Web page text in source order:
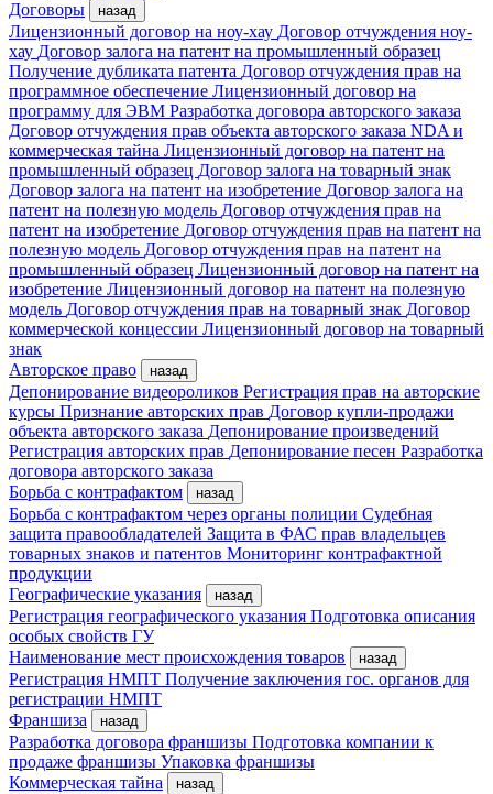
Договоры
назад
Лицензионный договор на ноу-хау Договор отчуждения ноу-
хау Договор залога на патент на промышленный образец
Получение дубликата патента Договор отчуждения прав на
программное обеспечение Лицензионный договор на
программу для ЭВМ Разработка договора авторского заказа
Договор отчуждения прав объекта авторского заказа NDA и
коммерческая тайна Лицензионный договор на патент на
промышленный образец Договор залога на товарный знак
Договор залога на патент на изобретение Договор залога на
патент на полезную модель Договор отчуждения прав на
патент на изобретение Договор отчуждения прав на патент на
полезную модель Договор отчуждения прав на патент на
промышленный образец Лицензионный договор на патент на
изобретение Лицензионный договор на патент на полезную
модель Договор отчуждения прав на товарный знак Договор
коммерческой концессии Лицензионный договор на товарный
знак
Авторское право
назад
Депонирование видеороликов Регистрация прав на авторские
курсы Признание авторских прав Договор купли-продажи
объекта авторского заказа Депонирование произведений
Регистрация авторских прав Депонирование песен Разработка
договора авторского заказа
Борьба с контрафактом
назад
Борьба с контрафактом через органы полиции Судебная
защита правообладателей Защита в ФАС прав владельцев
товарных знаков и патентов Мониторинг контрафактной
продукции
Географические указания
назад
Регистрация географического указания Подготовка описания
особых свойств ГУ
Наименование мест происхождения товаров
назад
Регистрация НМПТ Получение заключения гос. органов для
регистрации НМПТ
Франшиза
назад
Разработка договора франшизы Подготовка компании к
продаже франшизы Упаковка франшизы
Коммерческая тайна
назад